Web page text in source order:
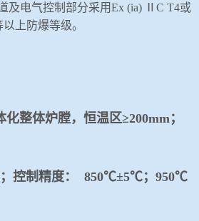
及电气控制部分采用Ex (ia) C T4或
上防爆等级。
整体炉膛，恒温区≥200mm；
控制精度： 850℃±5℃；950℃